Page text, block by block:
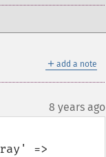
＋ add a note
8 years ago
=>